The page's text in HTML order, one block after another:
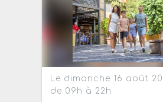
Le dimanche 16 août
de 09h à 22h